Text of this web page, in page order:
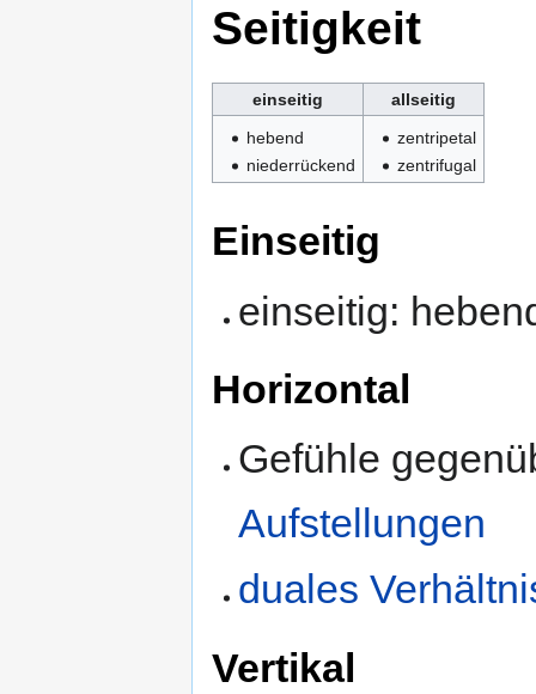
Seitigkeit
einseitig
allseitig
hebend
niederrückend
zentripetal
zentrifugal
Einseitig
einseitig:
Horizontal
Gefühle
Aufstellungen
duales
Vertikal